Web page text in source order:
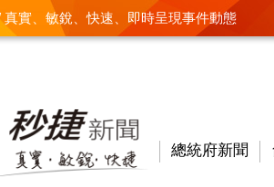
真實、敏銳、快速、即時呈現事件動態
總統府新聞